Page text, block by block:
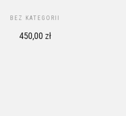
BEZ KATEGORII
450,00 zł